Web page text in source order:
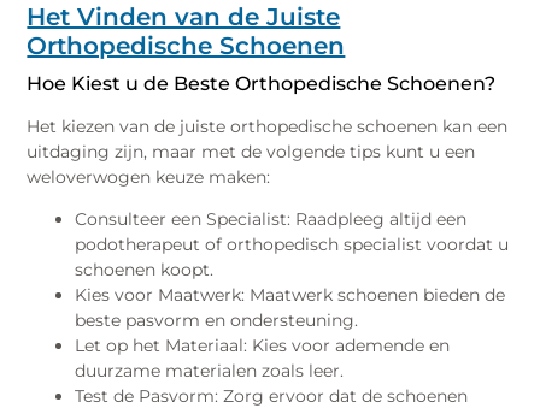
Het Vinden van de Juiste
Orthopedische Schoenen
Hoe Kiest u de Beste Orthopedische Schoenen?
Het kiezen van de juiste orthopedische schoenen kan een
uitdaging zijn, maar met de volgende tips kunt u een
weloverwogen keuze maken:
Consulteer een Specialist: Raadpleeg altijd een
podotherapeut of orthopedisch specialist voordat u
schoenen koopt.
Kies voor Maatwerk: Maatwerk schoenen bieden de
beste pasvorm en ondersteuning.
Let op het Materiaal: Kies voor ademende en
duurzame materialen zoals leer.
Test de Pasvorm: Zorg ervoor dat de schoenen